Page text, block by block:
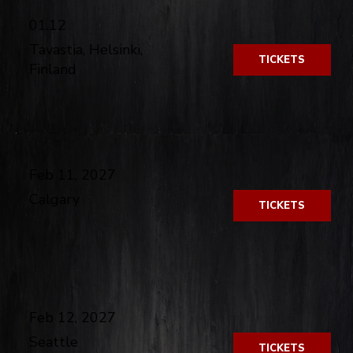
01.12
Tavastia, Helsinki,
Finland
TICKETS
TICKETS
Feb 12, 2027
Seattle
TICKETS